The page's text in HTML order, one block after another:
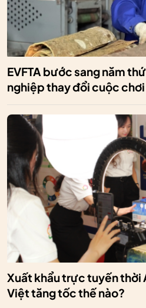
EVFTA bước sang năm
nghiệp thay đổi cuộc chơi
Xuất khẩu trực tuyến thời
Việt tăng tốc thế nào?